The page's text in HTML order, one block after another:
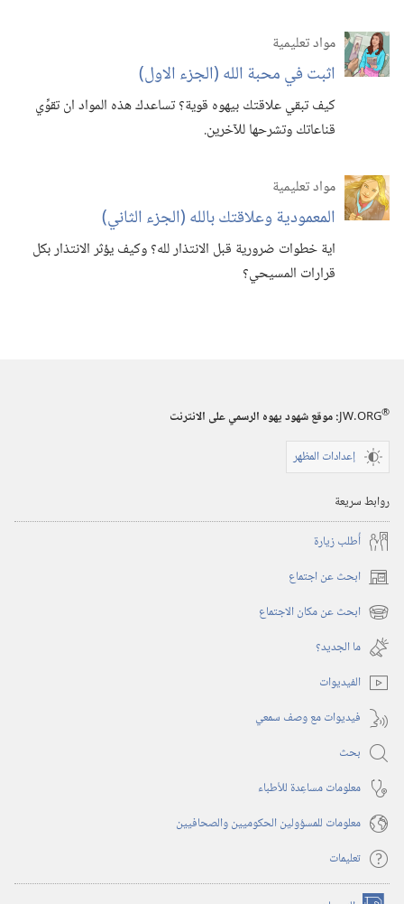
مواد تعليمية
اثبت في محبة الله (‏الجزء الاول)‏
كيف تبقي علاقتك بيهوه قوية؟‏ تساعدك هذه المواد ان تقوِّي
قناعاتك وتشرحها للآخرين.‏
مواد تعليمية
المعمودية وعلاقتك بالله (‏الجزء الثاني)‏
اية خطوات ضرورية قبل الانتذار لله؟‏ وكيف يؤثر الانتذار بكل
قرارات المسيحي؟‏
JW.ORG®
:‏ موقع شهود يهوه الرسمي على الانترنت
إعدادات المظهر
روابط سريعة
أُطلب زيارة
ابحث عن اجتماع (يفتح
نافذة
جديدة)
ابحث عن مكان الاجتماع (يفتح
نافذة
جديدة)
ما الجديد؟‏
الفيديوات
فيديوات مع وصف سمعي
بحث
معلومات مساعِدة للأطباء
معلومات للمسؤولين الحكوميين والصحافيين
تعليمات